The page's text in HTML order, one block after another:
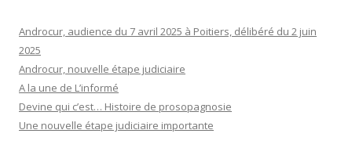
Androcur, audience du 7 avril 2025 à Poitiers, délibéré du 2 juin
2025
Androcur, nouvelle étape judiciaire
A la une de L’informé
Devine qui c’est… Histoire de prosopagnosie
Une nouvelle étape judiciaire importante